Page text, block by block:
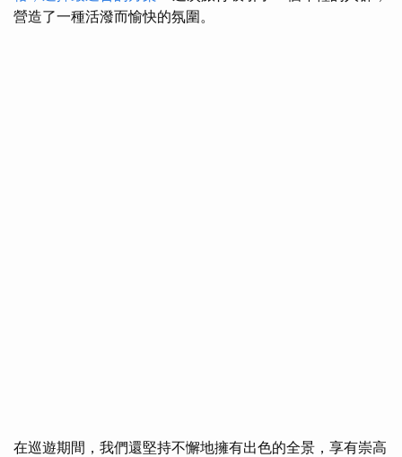
營造了一種活潑而愉快的氛圍。
在巡遊期間，我們還堅持不懈地擁有出色的全景，享有崇高